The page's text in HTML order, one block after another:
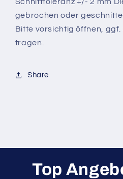
Schnitttoleranz +/- 2 mm
gebrochen oder
Bitte vorsichtig öffnen,
tragen.
Share
Top